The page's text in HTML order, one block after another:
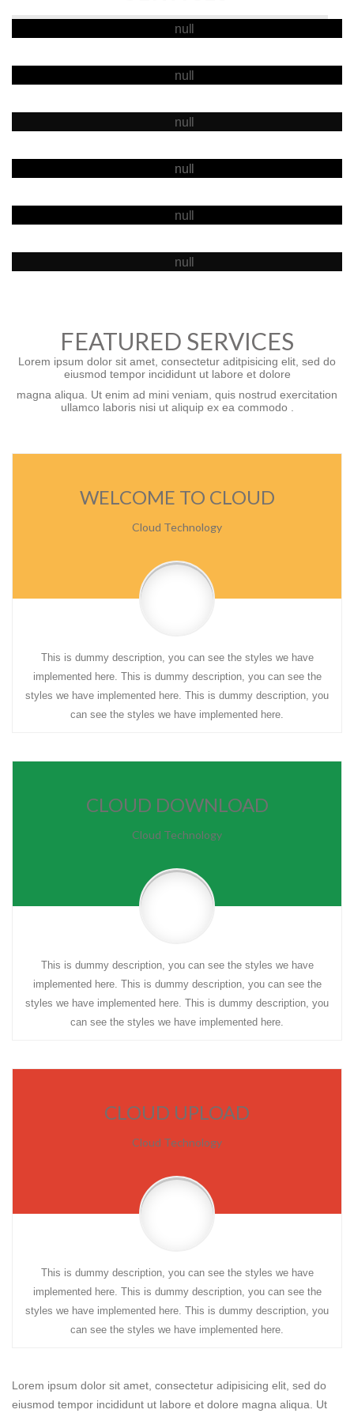
Graphic Design
Web Design
Content Management
Print Design
Copyrighting
FEATURED SERVICES
Lorem ipsum dolor sit amet, consectetur aditpisicing elit, sed do
eiusmod tempor incididunt ut labore et dolore
magna aliqua. Ut enim ad mini veniam, quis nostrud exercitation
ullamco laboris nisi ut aliquip ex ea commodo .
WELCOME TO CLOUD
Cloud Technology
This is dummy description, you can see the styles we have
implemented here. This is dummy description, you can see the
styles we have implemented here. This is dummy description, you
can see the styles we have implemented here.
CLOUD DOWNLOAD
Cloud Technology
This is dummy description, you can see the styles we have
implemented here. This is dummy description, you can see the
styles we have implemented here. This is dummy description, you
can see the styles we have implemented here.
CLOUD UPLOAD
Cloud Technology
This is dummy description, you can see the styles we have
implemented here. This is dummy description, you can see the
styles we have implemented here. This is dummy description, you
can see the styles we have implemented here.
Lorem ipsum dolor sit amet, consectetur adipisicing elit, sed do
eiusmod tempor incididunt ut labore et dolore magna aliqua. Ut